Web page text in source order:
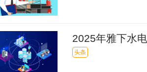
2025年雅下水
观点
头条